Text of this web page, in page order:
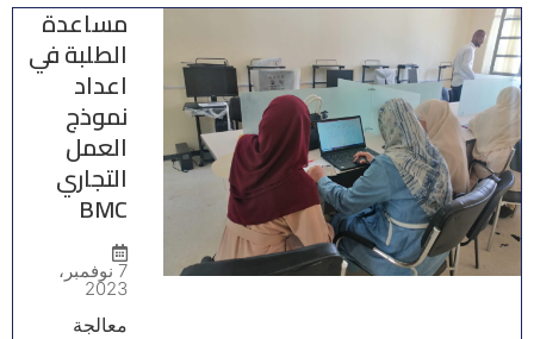
مساعدة
الطلبة في
اعداد
نموذج
العمل
التجاري
BMC
7 نوفمبر،
2023
معالجة